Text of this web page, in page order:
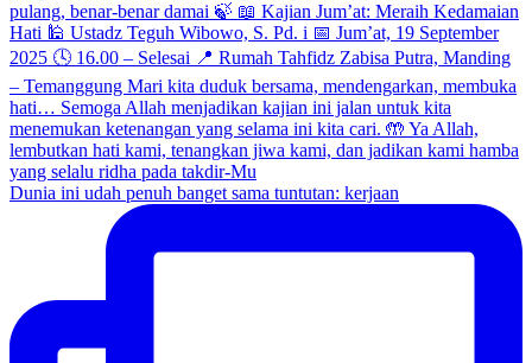
Dunia ini udah penuh banget sama tuntutan: kerjaan